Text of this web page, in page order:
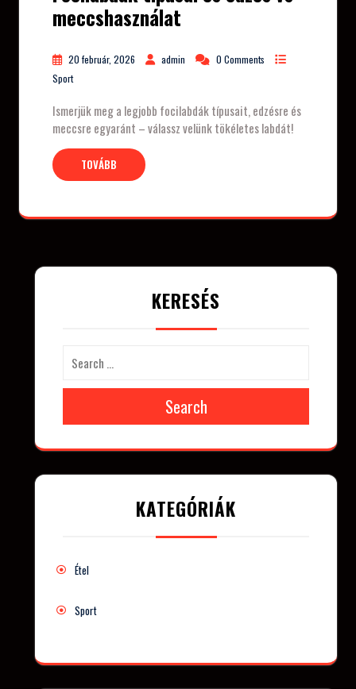
meccshasználat
20 február, 2026 admin
0 Comments
Sport
Ismerjük meg a legjobb focilabdák típusait, edzésre és
meccsre egyaránt – válassz velünk tökéletes labdát!
TOVÁBB
KERESÉS
Search
KATEGÓRIÁK
Étel
Sport